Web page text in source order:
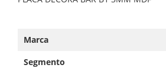
Marca
Segmento